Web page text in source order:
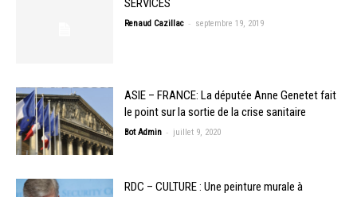
SERVICES
Renaud Cazillac - septembre 19, 2019
ASIE – FRANCE: La députée Anne Genetet fait
le point sur la sortie de la crise sanitaire
Bot Admin - juillet 9, 2020
RDC – CULTURE : Une peinture murale à